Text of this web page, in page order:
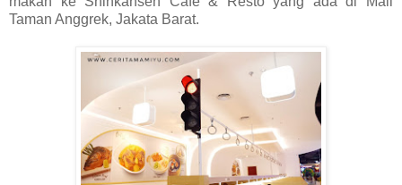
Taman Anggrek, Jakata Barat.